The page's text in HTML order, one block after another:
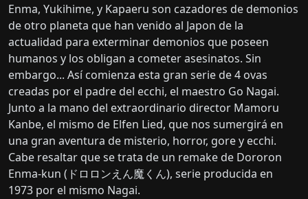
Enma, Yukihime, y Kapaeru son cazadores de demonios
de otro planeta que han venido al Japon de la
actualidad para exterminar demonios que poseen
humanos y los obligan a cometer asesinatos. Sin
embargo... Así comienza esta gran serie de 4 ovas
creadas por el padre del ecchi, el maestro Go Nagai.
Junto a la mano del extraordinario director Mamoru
Kanbe, el mismo de Elfen Lied, que nos sumergirá en
una gran aventura de misterio, horror, gore y ecchi.
Cabe resaltar que se trata de un remake de Dororon
Enma-kun (ドロロンえん魔くん), serie producida en
1973 por el mismo Nagai.